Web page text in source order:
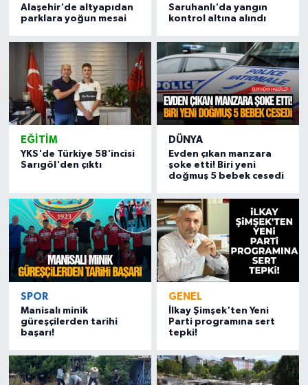
Alaşehir'de altyapıdan
parklara yoğun mesai
Saruhanlı'da yangın
kontrol altına alındı
EĞITIM
YKS'de Türkiye 58'incisi
Sarıgöl'den çıktı
DÜNYA
Evden çıkan manzara
şoke etti! Biri yeni
doğmuş 5 bebek cesedi
SPOR
Manisalı minik
güreşçilerden tarihi
başarı!
GENEL
İlkay Şimşek'ten Yeni
Parti programına sert
tepki!